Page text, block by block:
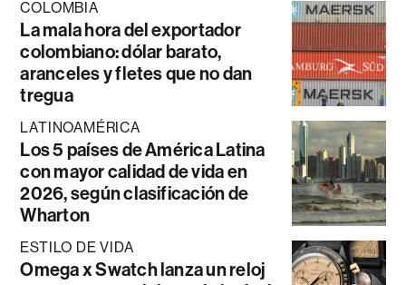
COLOMBIA
La mala hora del exportador
colombiano: dólar barato,
aranceles y fletes que no dan
tregua
LATINOAMÉRICA
Los 5 países de América Latina
con mayor calidad de vida en
2026, según clasificación de
Wharton
ESTILO DE VIDA
Omega x Swatch lanza un reloj